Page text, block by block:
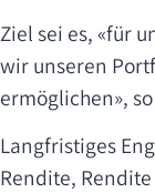
Ziel sei es, «für
wir unseren
ermöglichen»,
Langfristiges
Rendite,